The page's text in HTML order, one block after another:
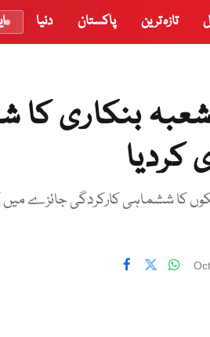
تازہ ترین پاکستان دنیا
بنکاری کا